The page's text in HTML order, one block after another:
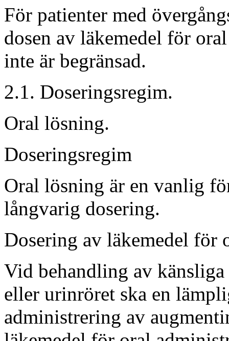
För patienter med
dosen av läkemedel för
inte är begränsad.
2.1. Doseringsregim.
Oral lösning.
Doseringsregim
Oral lösning är en vanlig
långvarig dosering.
Dosering av läkemedel för
Vid behandling av
eller urinröret ska en
administrering av